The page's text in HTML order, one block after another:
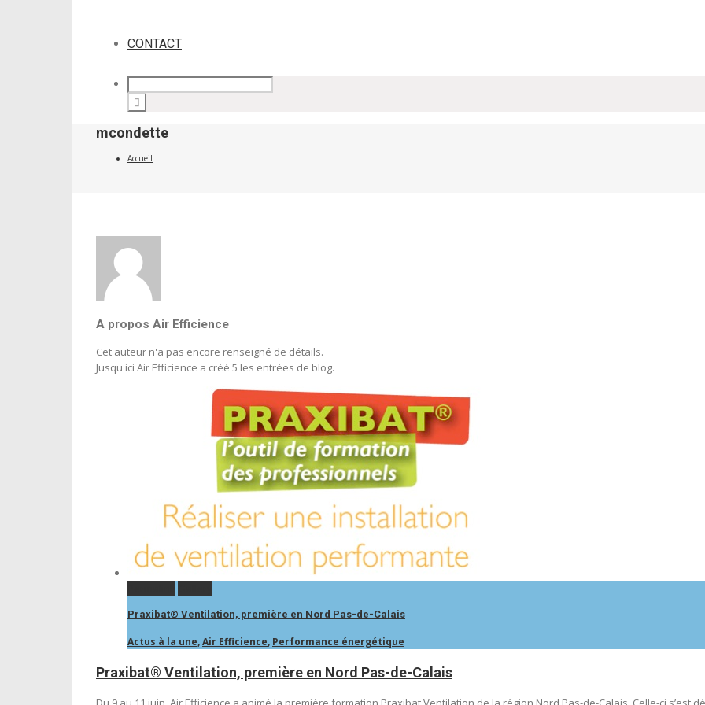
CONTACT
mcondette
Accueil
A propos Air Efficience
Cet auteur n'a pas encore renseigné de détails.
Jusqu'ici Air Efficience a créé 5 les entrées de blog.
Praxibat® Ventilation, première en Nord Pas-de-Calais
Actus à la une,Air Efficience, Performance énergétique
Praxibat® Ventilation, première en Nord Pas-de-Calais